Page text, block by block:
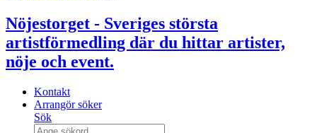
Nöjestorget - Sveriges största
artistförmedling där du hittar artister,
nöje och event.
Kontakt
Arrangör söker
Sök